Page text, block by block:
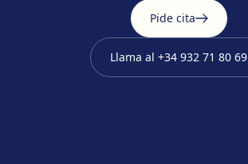
Pide cita
Llama al +34 932 71 80 69